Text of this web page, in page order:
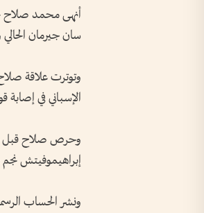
أنهى محمد صلاح
سان جيرمان
الإسباني في
وحرص صلاح قبل
إبراهيموفيتش نجم
ونشر الحساب